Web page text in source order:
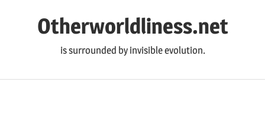
ツ
Otherworldliness.net
is surrounded by invisible evolution.